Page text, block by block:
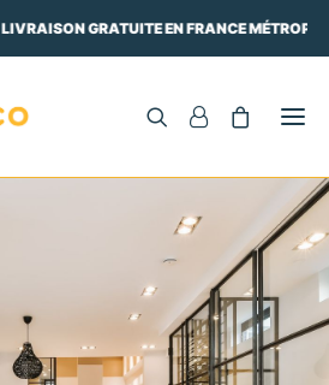
GRATUITE EN FRANCE